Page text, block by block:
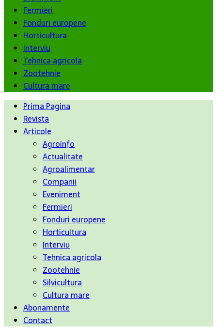
Fermieri
Fonduri europene
Horticultura
Interviu
Tehnica agricola
Zootehnie
Cultura mare
Prima Pagina
Revista
Articole
Agroinfo
Actualitate
Agroalimentar
Companii
Eveniment
Fermieri
Fonduri europene
Horticultura
Interviu
Tehnica agricola
Zootehnie
Silvicultura
Cultura mare
Abonamente
Contact